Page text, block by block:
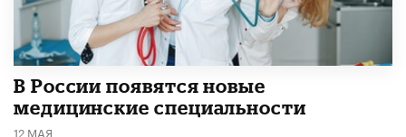
В России появятся новые
медицинские специальности
12 МАЯ